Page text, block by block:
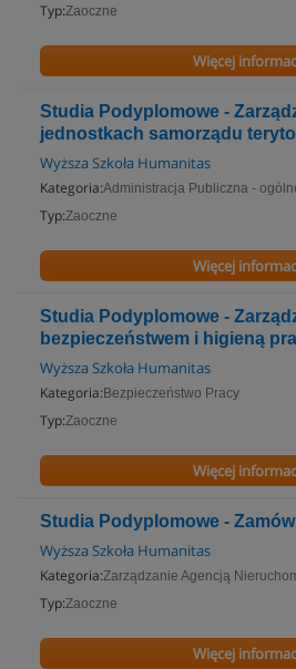
Typ:Zaoczne
Więcej
Studia Podyplomowe -
jednostkach samorządu
Wyższa Szkoła Humanitas
Kategoria:Administracja Publiczna -
Typ:Zaoczne
Więcej
Studia Podyplomowe -
bezpieczeństwem i higieną
Wyższa Szkoła Humanitas
Kategoria: Bezpieczeństwo Pracy
Typ:Zaoczne
Więcej
Studia Podyplomowe -
Wyższa Szkoła Humanitas
Kategoria:Zarządzanie Agencją
Typ:Zaoczne
Więcej